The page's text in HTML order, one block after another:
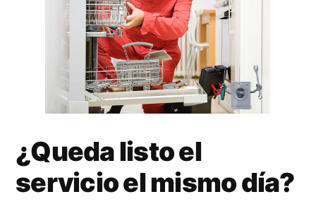
¿Queda listo el
servicio el mismo día?